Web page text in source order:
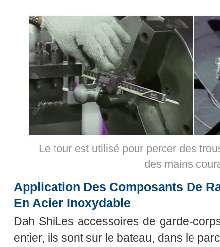
Le tour est utilisé pour percer des
des mains
Application Des Composants De
En Acier Inoxydable
Dah ShiLes accessoires de garde-
entier, ils sont sur le bateau, dans le